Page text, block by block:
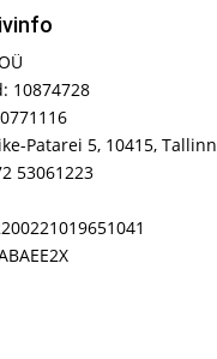
10874728
Patarei 5, 10415, Tallinn
53061223